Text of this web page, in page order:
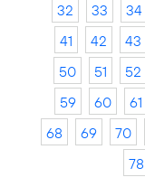
32
33 34
41
42 43
50
51 52
59
60 61
68
69 70
78